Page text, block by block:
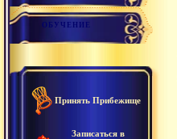
ОБУЧЕНИЕ
Принять Прибежище
Записаться в